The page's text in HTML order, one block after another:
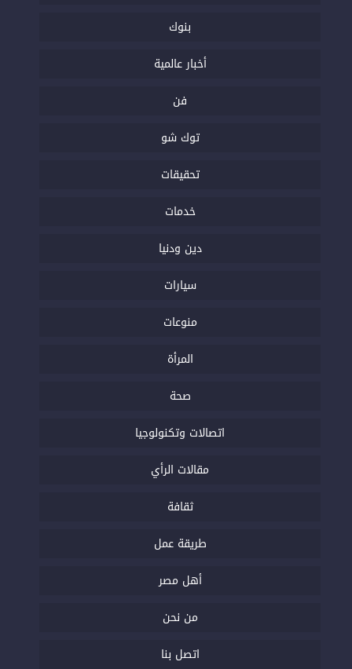
بنوك
أخبار عالمية
فن
توك شو
تحقيقات
خدمات
دين ودنيا
سيارات
منوعات
المرأة
صحة
اتصالات وتكنولوجيا
مقالات الرأي
ثقافة
طريقة عمل
أهل مصر
من نحن
اتصل بنا